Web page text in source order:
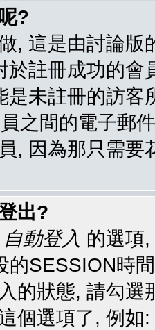
?
, 這是由討論
於註冊成功的
是未註冊的訪
之間的電子郵
, 因為那只需要
出?
自動登入 的選項
的SESSION時
的狀態, 請勾
個選項了, 例